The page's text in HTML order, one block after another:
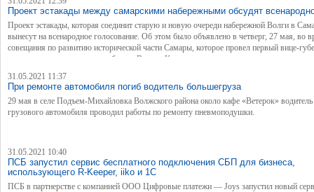
Проект эстакады между самарскими набережными обсудят
Проект эстакады, которая соединит старую и новую очереди набережной Волги в
вынесут на всенародное голосование. Об этом было объявлено в четверг, 27 мая, во
совещания по развитию исторической части Самары, которое провел первый вице-
председатель правительства области Виктор Кудряшов.
31.05.2021 11:37
При ремонте автомобиля погиб водитель большегруза
29 мая в селе Подъем-Михайловка Волжского района около кафе «Ветерок» водитель
грузового автомобиля проводил работы по ремонту пневмоподушки.
31.05.2021 10:40
ПСБ запустил сервис бесплатного подключения СБП для бизнеса,
использующего R-Keeper, iiko и 1С
ПСБ в партнерстве с компанией ООО Цифровые платежи — Joys запустил новый